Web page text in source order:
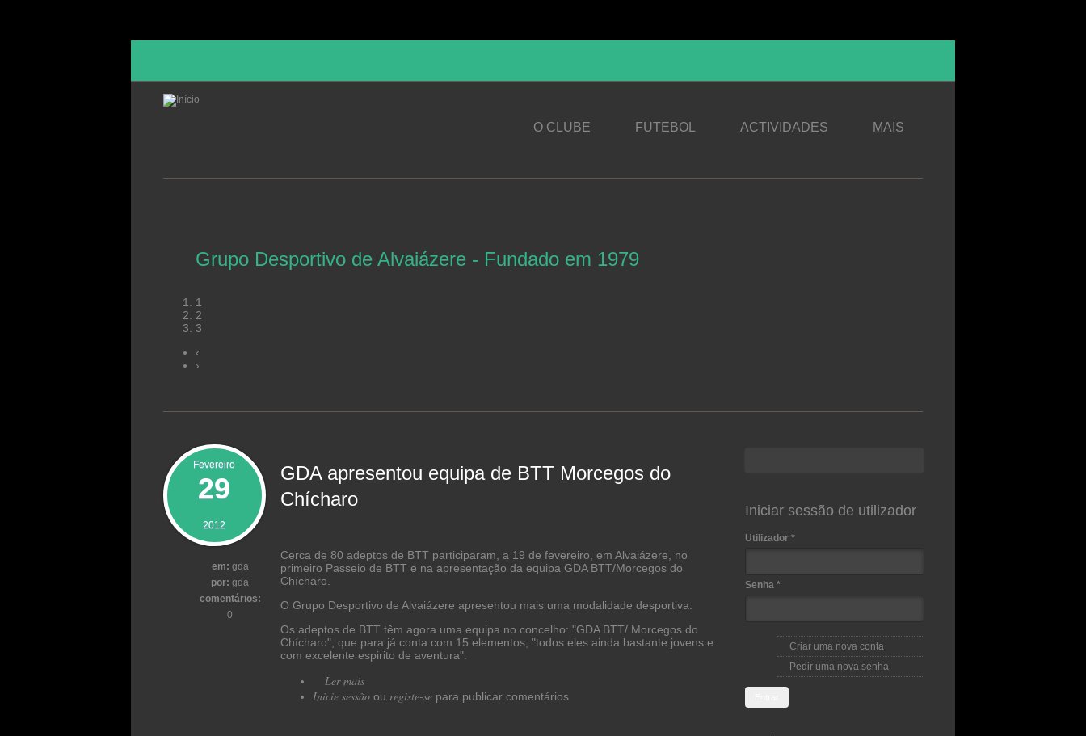
O CLUBE FUTEBOL ACTIVIDADES MAIS
de Alvaiázere - Fundado em 1979
1
2
3
‹
›
Fevereiro
29
2012
em: gda
por: gda
comentários:
0
GDA apresentou equipa de BTT Morcegos do
Chícharo
Cerca de 80 adeptos de BTT participaram, a 19 de fevereiro, em Alvaiázere, no
primeiro Passeio de BTT e na apresentação da equipa GDA BTT/Morcegos do
Chícharo.
O Grupo Desportivo de Alvaiázere apresentou mais uma modalidade desportiva.
Os adeptos de BTT têm agora uma equipa no concelho: "GDA BTT/ Morcegos do
Chícharo", que para já conta com 15 elementos, "todos eles ainda bastante jovens e
com excelente espirito de aventura".
Ler mais
Inicie sessão ou registe-se para publicar comentários
Iniciar sessão de utilizador
Utilizador *
Senha *
Criar uma nova conta
Pedir uma nova senha